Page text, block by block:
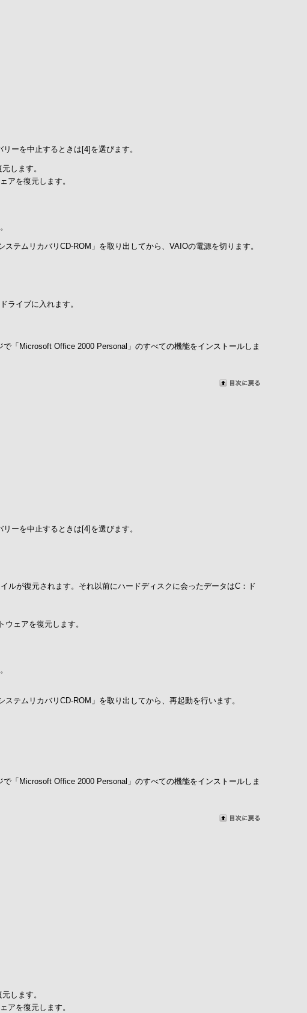
ーを中止するときは[4]を選びます。
します。
アを復元します。
テムリカバリCD-ROM」を取り出してから、VAIOの電源を切ります。
ライブに入れます。
「Microsoft Office 2000 Personal」のすべての機能をインストールしま
ーを中止するときは[4]を選びます。
ルが復元されます。それ以前にハードディスクに会ったデータはC：ド
ェアを復元します。
テムリカバリCD-ROM」を取り出してから、再起動を行います。
「Microsoft Office 2000 Personal」のすべての機能をインストールしま
します。
アを復元します。